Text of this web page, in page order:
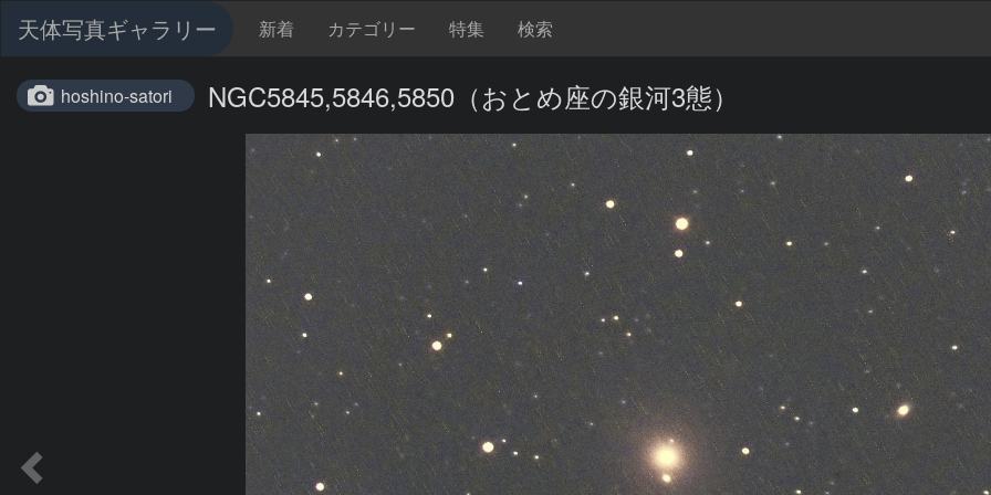
天体写真ギャラリー 新着 カテゴリー 特集 検索
hoshino-satori NGC5845,5846,5850（おとめ座の銀河3態）